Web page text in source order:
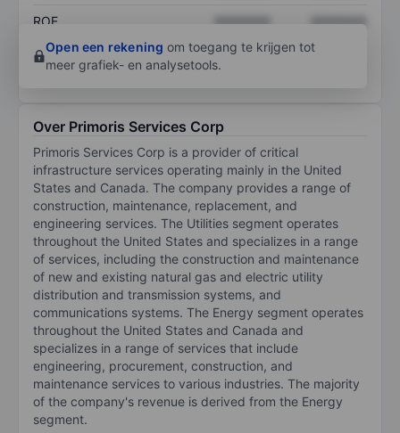
ROE XXXXXXX
XXXXXXX
Open een rekening om toegang te krijgen tot
meer grafiek- en analysetools.
Over Primoris Services Corp
Primoris Services Corp is a provider of critical
infrastructure services operating mainly in the United
States and Canada. The company provides a range of
construction, maintenance, replacement, and
engineering services. The Utilities segment operates
throughout the United States and specializes in a range
of services, including the construction and maintenance
of new and existing natural gas and electric utility
distribution and transmission systems, and
communications systems. The Energy segment operates
throughout the United States and Canada and
specializes in a range of services that include
engineering, procurement, construction, and
maintenance services to various industries. The majority
of the company's revenue is derived from the Energy
segment.